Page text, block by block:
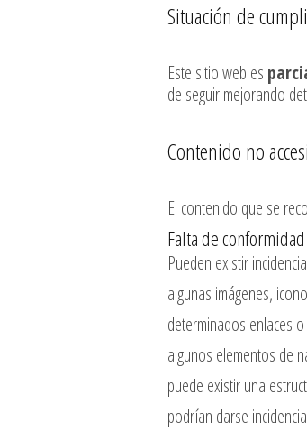
Situación de
Este sitio web es
de seguir mejorando
Contenido no
El contenido que se
Falta de
Pueden existir
algunas imágenes,
determinados enlaces
algunos elementos de
puede existir una
podrían darse